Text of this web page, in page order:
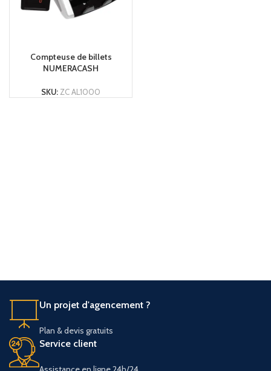
Compteuse de billets
NUMERACASH
SKU: ZC AL1000
Un projet d'agencement ?
Plan & devis gratuits
Service client